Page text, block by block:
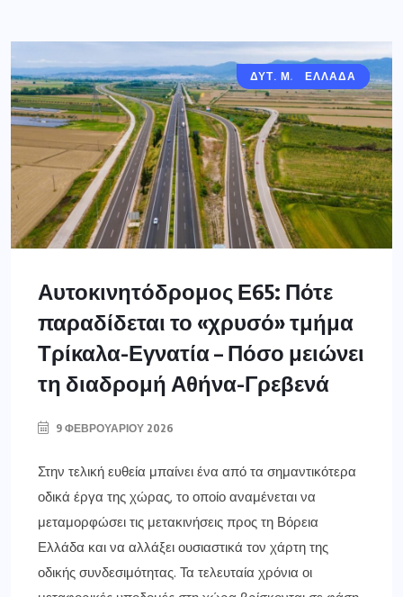
ΓΡΕΒΕΝΑ
ΔΥΤ. ΜΑΚΕΔΟΝΙΑ
ΕΛΛΑΔΑ
Αυτοκινητόδρομος Ε65: Πότε
παραδίδεται το «χρυσό» τμήμα
Τρίκαλα-Εγνατία – Πόσο μειώνει
τη διαδρομή Αθήνα-Γρεβενά
9 ΦΕΒΡΟΥΑΡΊΟΥ 2026
Στην τελική ευθεία μπαίνει ένα από τα σημαντικότερα
οδικά έργα της χώρας, το οποίο αναμένεται να
μεταμορφώσει τις μετακινήσεις προς τη Βόρεια
Ελλάδα και να αλλάξει ουσιαστικά τον χάρτη της
οδικής συνδεσιμότητας. Τα τελευταία χρόνια οι